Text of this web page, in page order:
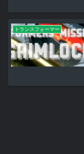
トランスフォーマー